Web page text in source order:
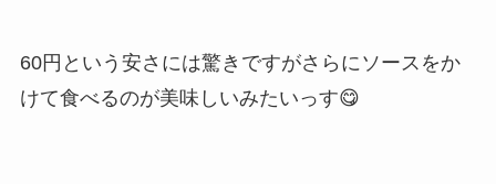
60円という安さには驚きですがさらにソースをか
けて食べるのが美味しいみたいっす😋